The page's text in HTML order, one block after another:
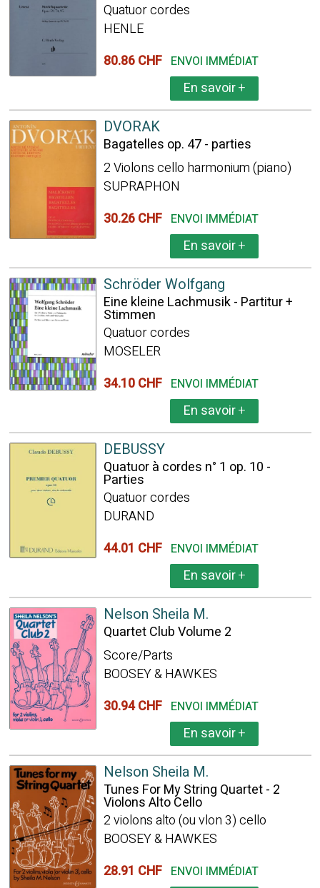
Quatuor cordes
HENLE
80.86 CHF ENVOI IMMÉDIAT
En savoir+
DVORAK
Bagatelles op. 47 - parties
2 Violons cello harmonium (piano)
SUPRAPHON
30.26 CHF ENVOI IMMÉDIAT
En savoir+
Schröder Wolfgang
Eine kleine Lachmusik - Partitur +
Stimmen
Quatuor cordes
MOSELER
34.10 CHF ENVOI IMMÉDIAT
En savoir+
DEBUSSY
Quatuor à cordes n° 1 op. 10 -
Parties
Quatuor cordes
DURAND
44.01 CHF ENVOI IMMÉDIAT
En savoir+
Nelson Sheila M.
Quartet Club Volume 2
Score/Parts
BOOSEY & HAWKES
30.94 CHF ENVOI IMMÉDIAT
En savoir+
Nelson Sheila M.
Tunes For My String Quartet - 2
Violons Alto Cello
2 violons alto (ou vlon 3) cello
BOOSEY & HAWKES
28.91 CHF ENVOI IMMÉDIAT